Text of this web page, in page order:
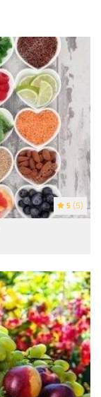
5 (5)